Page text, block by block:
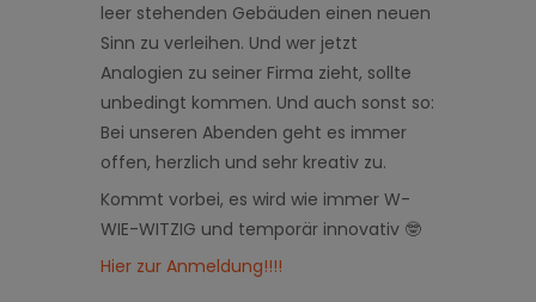
leer stehenden Gebäuden einen neuen
Sinn zu verleihen. Und wer jetzt
Analogien zu seiner Firma zieht, sollte
unbedingt kommen. Und auch sonst so:
Bei unseren Abenden geht es immer
offen, herzlich und sehr kreativ zu.
Kommt vorbei, es wird wie immer W-
WIE-WITZIG und temporär innovativ 🤓
Hier zur Anmeldung!!!!